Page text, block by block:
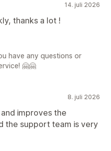
14. juli 2026
thanks a lot !
have any questions or
🤗🤗
8. juli 2026
improves the
the support team is very